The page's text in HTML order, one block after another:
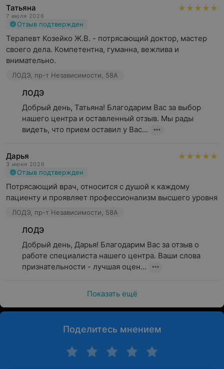
Татьяна
7 июля 2026
Отзыв подтвержден
Терапевт Козейко Ж.В. - потрясающий доктор, мастер
своего дела. Компетентна, гуманна, вежлива и
внимательно.
ЛОДЭ, пр-т Независимости, 58А
ЛОДЭ
Добрый день, Татьяна! Благодарим Вас за выбор
нашего центра и оставленный отзыв. Мы рады
видеть, что прием оставил у Вас...
Дарья
3 июня 2026
Отзыв подтвержден
Потрясающий врач, относится с душой к каждому
пациенту и проявляет профессионализм высшего уровня
ЛОДЭ, пр-т Независимости, 58А
ЛОДЭ
Добрый день, Дарья! Благодарим Вас за отзыв о
работе специалиста нашего центра. Ваши слова
признательности - лучшая оцен...
Показать ещё
Поделитесь мнением